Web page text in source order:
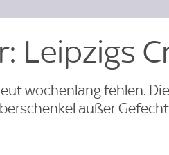
Leipzigs
wochenlang fehlen.
außer